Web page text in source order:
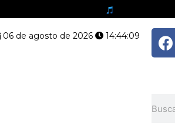
06 de agosto de 2026 14:44:10
F
a
o